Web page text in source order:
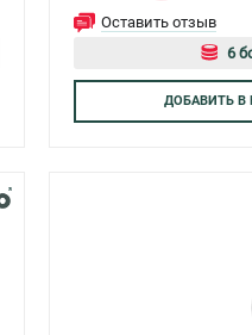
Оставить отзыв
6
ДОБАВИТЬ В